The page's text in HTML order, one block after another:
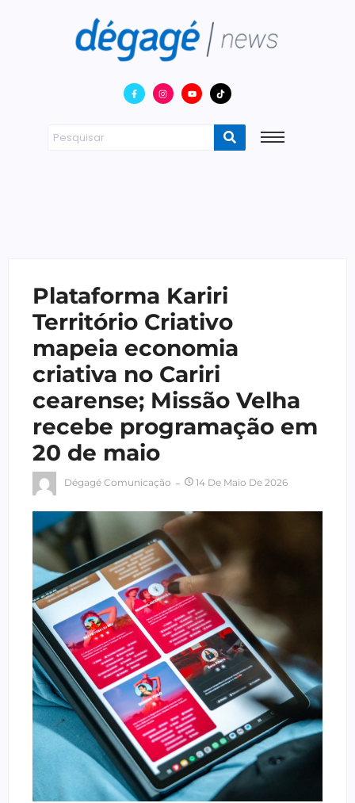
Plataforma Kariri
Território Criativo
mapeia economia
criativa no Cariri
cearense; Missão Velha
recebe programação em
20 de maio
Dégagé Comunicação 14 De Maio De 2026